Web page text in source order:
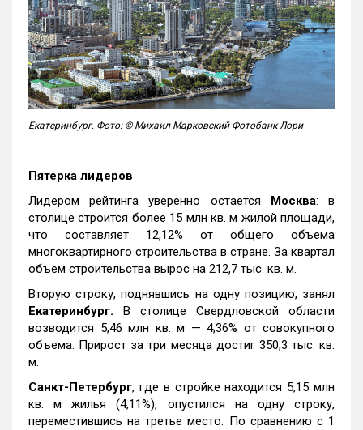
Екатеринбург. Фото: © Михаил Марковский Фотобанк Лори
Пятерка лидеров
Лидером рейтинга уверенно остается Москва: в
столице строится более 15 млн кв. м жилой площади,
что составляет 12,12% от общего объема
многоквартирного строительства в стране. За квартал
объем строительства вырос на 212,7 тыс. кв. м.
Вторую строку, поднявшись на одну позицию, занял
Екатеринбург. В столице Свердловской области
возводится 5,46 млн кв. м — 4,36% от совокупного
объема. Прирост за три месяца достиг 350,3 тыс. кв.
м.
Санкт-Петербург, где в стройке находится 5,15 млн
кв. м жилья (4,11%), опустился на одну строку,
переместившись на третье место. По сравнению с 1